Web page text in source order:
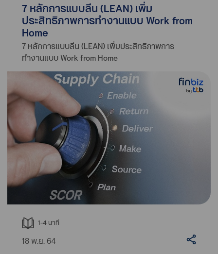
7 หลักการแบบลีน (LEAN) เพิ่ม
ประสิทธิภาพการทำงานแบบ Work from
Home
7 หลักการแบบลีน (LEAN) เพิ่มประสิทธิภาพการ
ทำงานแบบ Work from Home
1-4 นาที
18 พ.ย. 64